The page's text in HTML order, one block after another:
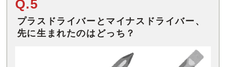
Q.5
プラスドライバーとマイナスドライバー、
先に生まれたのはどっち？